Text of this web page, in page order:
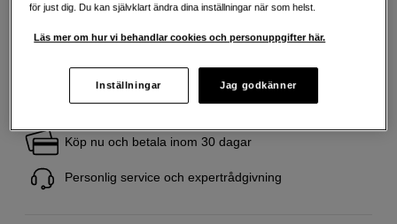
Fri frakt vid köp över 1 500 kronor
Köp nu och betala inom 30 dagar
Personlig service och expertrådgivning
för just dig. Du kan självklart ändra dina inställningar när som helst.
Läs mer om hur vi behandlar cookies och personuppgifter här.
Inställningar Jag godkänner